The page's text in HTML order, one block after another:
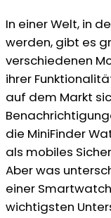
In einer Welt, in
werden, gibt es
verschiedenen
ihrer
auf dem Markt
die MiniFinder
als mobiles
Aber was
einer
wichtigsten